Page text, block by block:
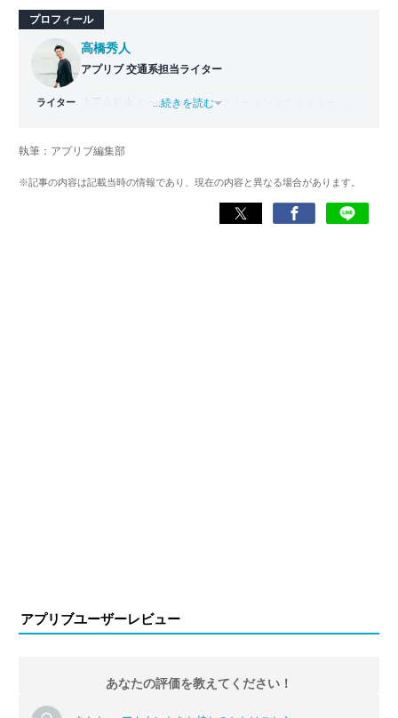
プロフィール
ライター
高橋秀人
アプリブ 交通系担当ライター
大手自動車メーカーを経て、フリーランスでライター・編
旅をスタート。走行距離42,000km・活動期間500日以上か
現在はアプリブでSEOライターとして活動しており、これ
までにレビューしたアプリは900件以上。日本一周中に20
...続きを読む
執筆：アプリブ編集部
※記事の内容は記載当時の情報であり、現在の内容と異なる場合があります。
アプリブユーザーレビュー
あなたの評価を教えてください！